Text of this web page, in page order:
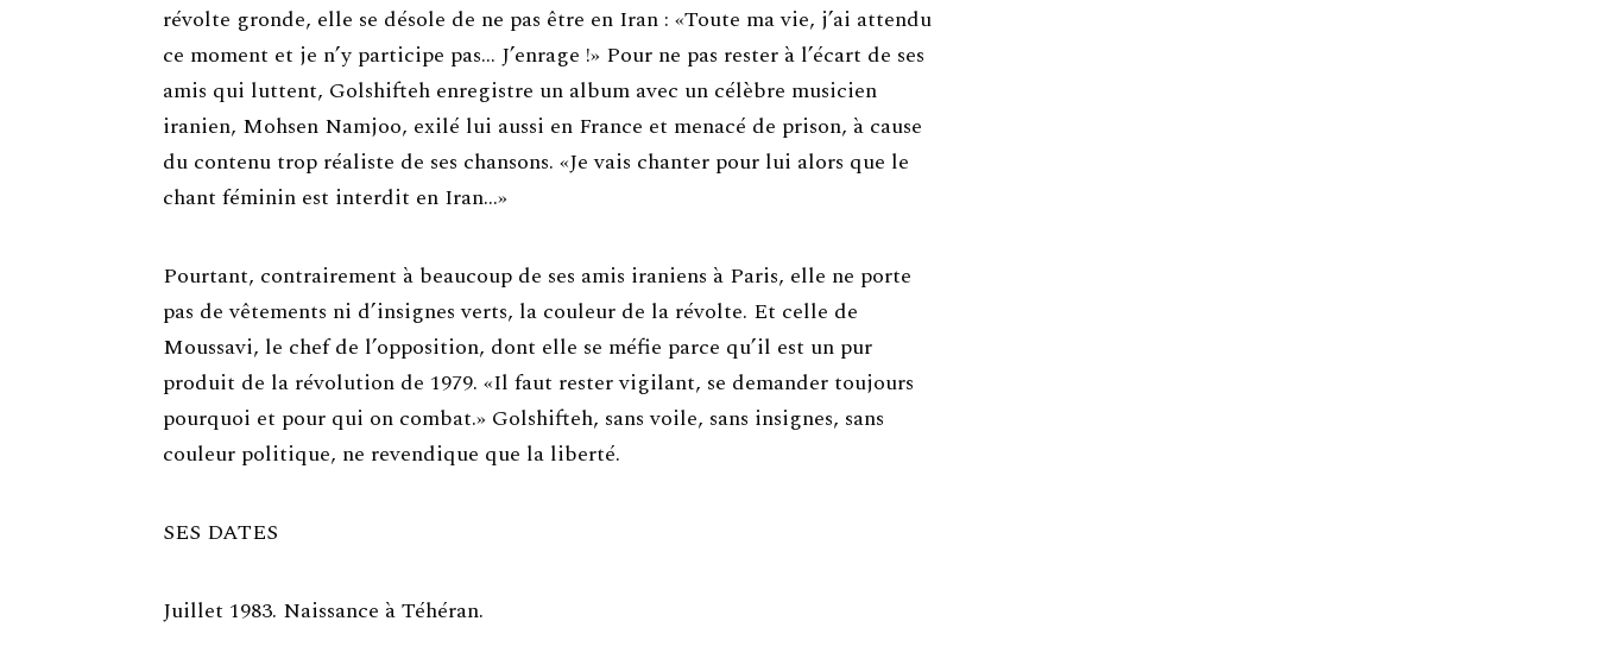
révolte gronde, elle se désole de ne pas être en Iran : «Toute ma vie, j’ai attendu
ce moment et je n’y participe pas… J’enrage !» Pour ne pas rester à l’écart de ses
amis qui luttent, Golshifteh enregistre un album avec un célèbre musicien
iranien, Mohsen Namjoo, exilé lui aussi en France et menacé de prison, à cause
du contenu trop réaliste de ses chansons. «Je vais chanter pour lui alors que le
chant féminin est interdit en Iran…»
Pourtant, contrairement à beaucoup de ses amis iraniens à Paris, elle ne porte
pas de vêtements ni d’insignes verts, la couleur de la révolte. Et celle de
Moussavi, le chef de l’opposition, dont elle se méfie parce qu’il est un pur
produit de la révolution de 1979. «Il faut rester vigilant, se demander toujours
pourquoi et pour qui on combat.» Golshifteh, sans voile, sans insignes, sans
couleur politique, ne revendique que la liberté.
SES DATES
Juillet 1983. Naissance à Téhéran.